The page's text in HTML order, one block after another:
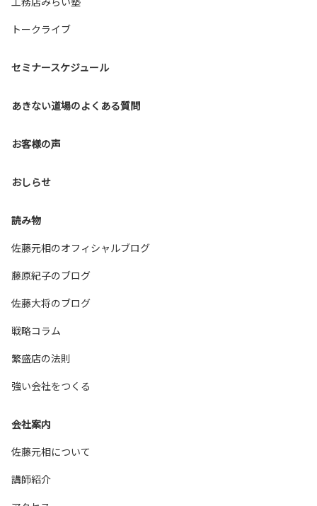
トークライブ
セミナースケジュール
あきない道場のよくある質問
お客様の声
おしらせ
読み物
佐藤元相のオフィシャルブログ
藤原紀子のブログ
佐藤大将のブログ
戦略コラム
繁盛店の法則
強い会社をつくる
会社案内
佐藤元相について
講師紹介